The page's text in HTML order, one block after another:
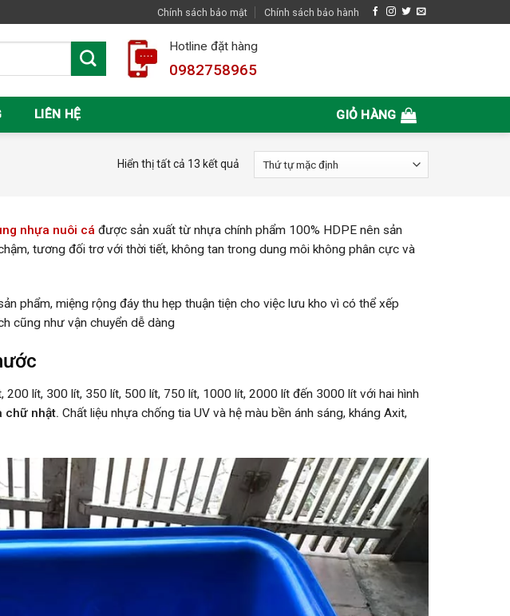
Chính sách bảo mật Chính sách bảo hành
Hotline đặt hàng
0982758965
LIÊN HỆ GIỎ HÀNG
Hiển thị tất cả 13 kết quả
nhựa nuôi cá được sản xuất từ nhựa chính phẩm 100% HDPE nên sản
tương đối trơ với thời tiết, không tan trong dung môi không phân cực và
phẩm, miệng rộng đáy thu hẹp thuận tiện cho việc lưu kho vì có thể xếp
cũng như vận chuyển dễ dàng
200 lít, 300 lít, 350 lít, 500 lít, 750 lít, 1000 lít, 2000 lít đến 3000 lít với hai hình
chữ nhật. Chất liệu nhựa chống tia UV và hệ màu bền ánh sáng, kháng Axit,